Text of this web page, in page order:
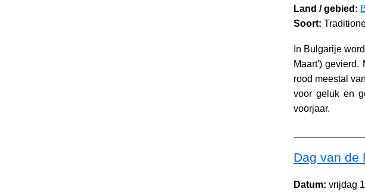
Land / gebied:
Soort:
In Bulgarije
Maart') gevierd.
rood meestal
voor geluk en
voorjaar.
Dag van de
Datum: vrijdag